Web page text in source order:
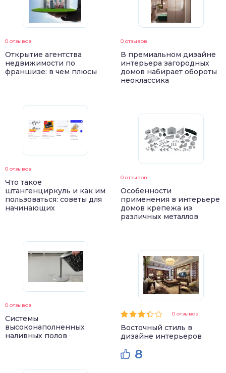
0 отзывов
Открытие агентства
недвижимости по
франшизе: в чем плюсы
0 отзывов
Что такое
штангенциркуль и как им
пользоваться: советы для
начинающих
0 отзывов
Системы
высоконаполненных
наливных полов
0 отзывов
В премиальном дизайне
интерьера загородных
домов набирает обороты
неоклассика
0 отзывов
Особенности
применения в интерьере
домов крепежа из
различных металлов
0 отзывов
Восточный стиль в
дизайне интерьеров
8